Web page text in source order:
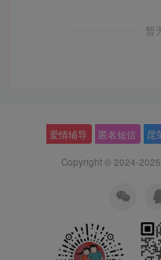
暂
爱情辅导 匿名短信 昆
Copyright © 2024-2025